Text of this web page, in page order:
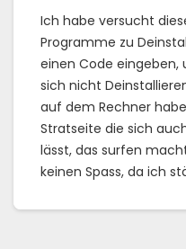
Ich habe versucht
Programme zu
einen Code eingeben,
sich nicht
auf dem Rechner
Stratseite die sich
lässt, das surfen
keinen Spass, da ich